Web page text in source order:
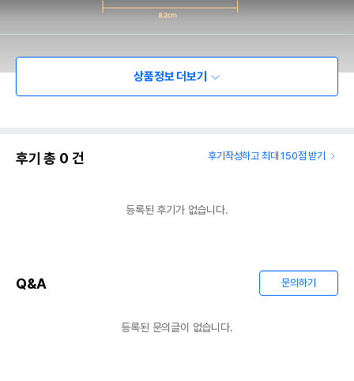
상품정보 더보기
후기 총 0 건 후기작성하고 최대 150점 받기
등록된 후기가 없습니다.
Q&A 문의하기
등록된 문의글이 없습니다.